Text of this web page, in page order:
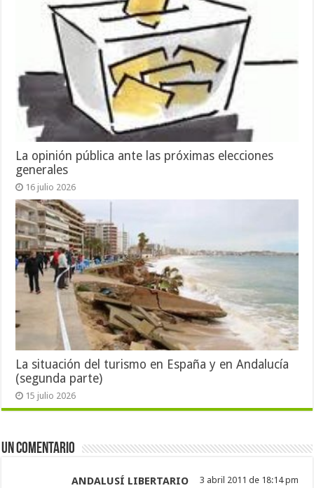
La opinión pública ante las próximas elecciones
generales
16 julio 2026
La situación del turismo en España y en Andalucía
(segunda parte)
15 julio 2026
Un comentario
ANDALUSÍ LIBERTARIO 3 abril 2011 de 18:14 pm